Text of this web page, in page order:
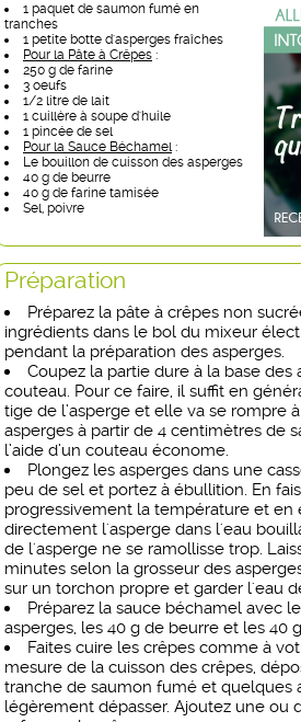
1 paquet de saumon fumé en
tranches
1 petite botte d'asperges fraîches
Pour la Pâte à Crêpes :
250 g de farine
3 oeufs
1/2 litre de lait
1 cuillère à soupe d'huile
1 pincée de sel
Pour la Sauce Béchamel:
Le bouillon de cuisson des asperges
40 g de beurre
40 g de farine tamisée
Sel, poivre
Préparation
Préparez la pâte à crêpes non
ingrédients dans le bol du mixeur
pendant la préparation des asperges.
Coupez la partie dure à la base des
couteau. Pour ce faire, il suffit en
tige de l’asperge et elle va se rompre
asperges à partir de 4 centimètres de
l’aide d’un couteau économe.
Plongez les asperges dans une
peu de sel et portez à ébullition. En
progressivement la température et en
directement l'asperge dans l'eau
de l'asperge ne se ramollisse trop.
minutes selon la grosseur des
sur un torchon propre et garder l'eau
Préparez la sauce béchamel avec
asperges, les 40 g de beurre et les 40
Faites cuire les crêpes comme à
mesure de la cuisson des crêpes,
tranche de saumon fumé et quelques
légèrement dépasser. Ajoutez une ou